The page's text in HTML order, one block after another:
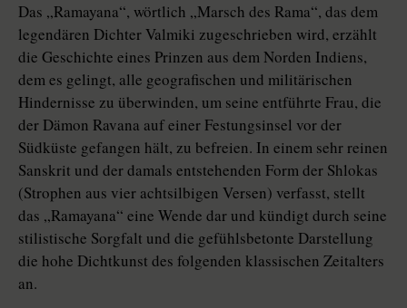
Das „Ramayana“, wörtlich „Marsch des Rama“, das dem
legendären Dichter Valmiki zugeschrieben wird, erzählt
die Geschichte eines Prinzen aus dem Norden Indiens,
dem es gelingt, alle geografischen und militärischen
Hindernisse zu überwinden, um seine entführte Frau, die
der Dämon Ravana auf einer Festungsinsel vor der
Südküste gefangen hält, zu befreien. In einem sehr reinen
Sanskrit und der damals entstehenden Form der Shlokas
(Strophen aus vier achtsilbigen Versen) verfasst, stellt
das „Ramayana“ eine Wende dar und kündigt durch seine
stilistische Sorgfalt und die gefühlsbetonte Darstellung
die hohe Dichtkunst des folgenden klassischen Zeitalters
an.